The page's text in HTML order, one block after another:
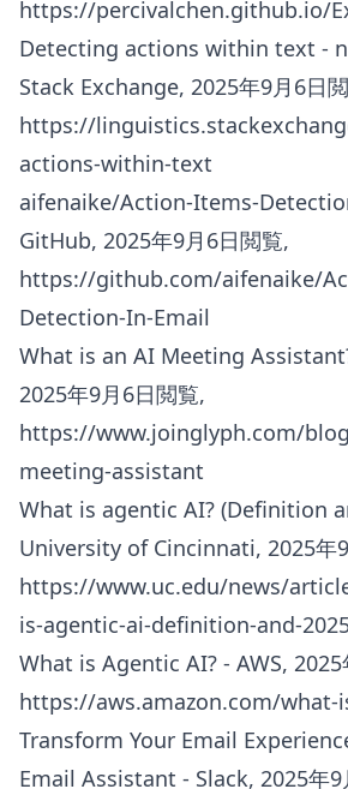
https://percivalchen.github.io/
Detecting actions within text -
Stack Exchange, 2025年9月6日
https://
actions-within-text
aifenaike/Action-Items-
GitHub, 2025年9月6日閲覧,
https://github.com/aifenaike/
Detection-In-Email
What is an AI Meeting
2025年9月6日閲覧,
https://www.joinglyph.com/
meeting-assistant
What is agentic AI? (Definition
University of Cincinnati, 2025年
https://www.uc.edu/news/
is-agentic-ai-definition-and-
What is Agentic AI? - AWS, 2025
https://aws.amazon.com/what-
Transform Your Email
Email Assistant - Slack, 2025年9